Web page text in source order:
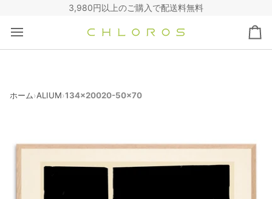
3,980円以上のご購入で配送料無料
カ
ー
ホーム›ALIUM›134x20020-50x70